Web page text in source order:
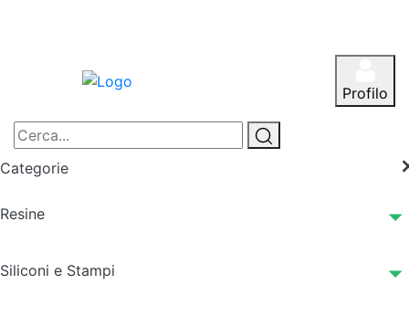
Profilo
Categorie
Resine
Siliconi e Stampi